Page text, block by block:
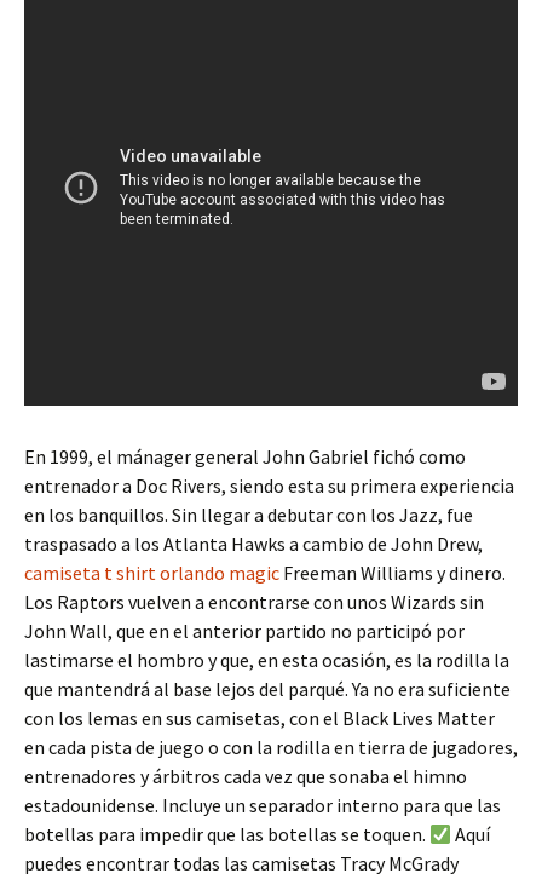
En 1999, el mánager general John Gabriel fichó como
entrenador a Doc Rivers, siendo esta su primera experiencia
en los banquillos. Sin llegar a debutar con los Jazz, fue
traspasado a los Atlanta Hawks a cambio de John Drew,
camiseta t shirt orlando magic Freeman Williams y dinero.
Los Raptors vuelven a encontrarse con unos Wizards sin
John Wall, que en el anterior partido no participó por
lastimarse el hombro y que, en esta ocasión, es la rodilla la
que mantendrá al base lejos del parqué. Ya no era suficiente
con los lemas en sus camisetas, con el Black Lives Matter
en cada pista de juego o con la rodilla en tierra de jugadores,
entrenadores y árbitros cada vez que sonaba el himno
estadounidense. Incluye un separador interno para que las
botellas para impedir que las botellas se toquen.
Aquí
puedes encontrar todas las camisetas Tracy McGrady